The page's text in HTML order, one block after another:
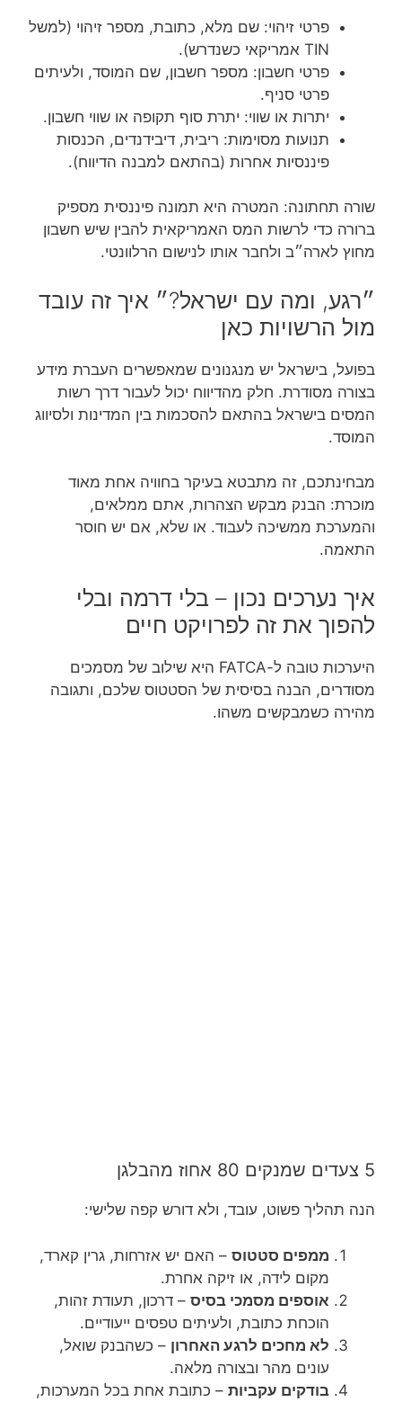
פרטי זיהוי: שם מלא, כתובת, מספר זיהוי (למשל
TIN אמריקאי כשנדרש).
פרטי חשבון: מספר חשבון, שם המוסד, ולעיתים
פרטי סניף.
יתרות או שווי: יתרת סוף תקופה או שווי חשבון.
תנועות מסוימות: ריבית, דיבידנדים, הכנסות
פיננסיות אחרות (בהתאם למבנה הדיווח).
שורה תחתונה: המטרה היא תמונה פיננסית מספיק
ברורה כדי לרשות המס האמריקאית להבין שיש חשבון
מחוץ לארה״ב ולחבר אותו לנישום הרלוונטי.
״רגע, ומה עם ישראל?״ איך זה עובד
מול הרשויות כאן
בפועל, בישראל יש מנגנונים שמאפשרים העברת מידע
בצורה מסודרת. חלק מהדיווח יכול לעבור דרך רשות
המסים בישראל בהתאם להסכמות בין המדינות ולסיווג
המוסד.
מבחינתכם, זה מתבטא בעיקר בחוויה אחת מאוד
מוכרת: הבנק מבקש הצהרות, אתם ממלאים,
והמערכת ממשיכה לעבוד. או שלא, אם יש חוסר
התאמה.
איך נערכים נכון – בלי דרמה ובלי
להפוך את זה לפרויקט חיים
היערכות טובה ל-FATCA היא שילוב של מסמכים
מסודרים, הבנה בסיסית של הסטטוס שלכם, ותגובה
מהירה כשמבקשים משהו.
5 צעדים שמנקים 80 אחוז מהבלגן
הנה תהליך פשוט, עובד, ולא דורש קפה שלישי:
ממפים סטטוס – האם יש אזרחות, גרין קארד,
מקום לידה, או זיקה אחרת.
אוספים מסמכי בסיס – דרכון, תעודת זהות,
הוכחת כתובת, ולעיתים טפסים ייעודיים.
לא מחכים לרגע האחרון – כשהבנק שואל,
עונים מהר ובצורה מלאה.
בודקים עקביות – כתובת אחת בכל המערכות,